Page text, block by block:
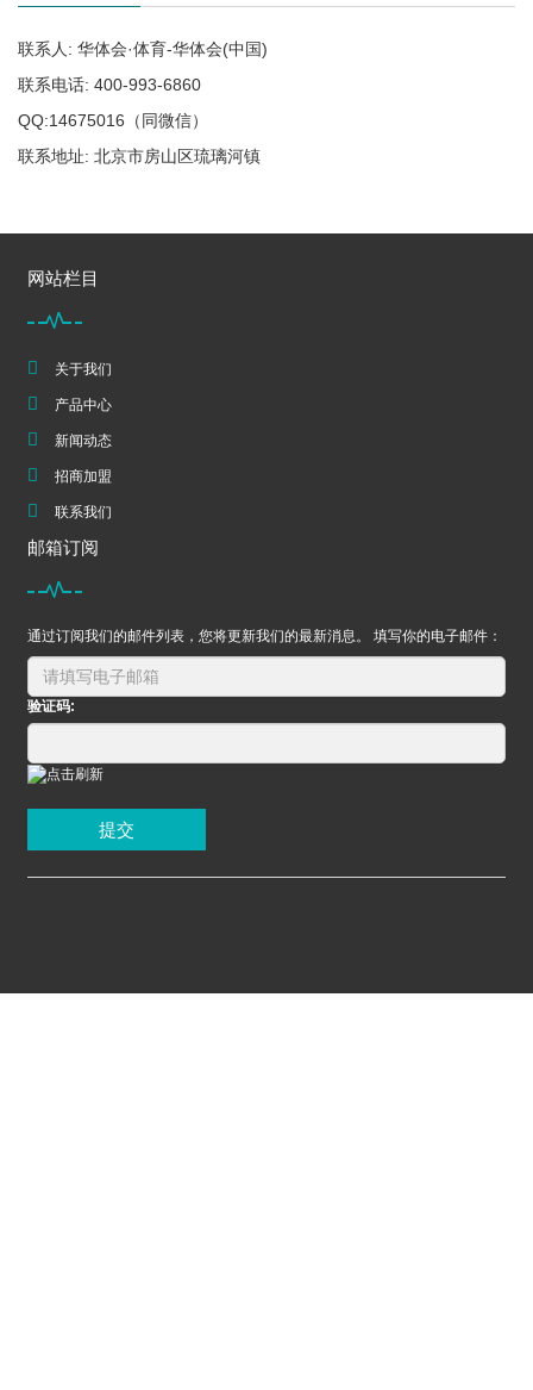
联系人: 华体会·体育-华体会(中国)
联系电话: 400-993-6860
QQ:14675016（同微信）
联系地址: 北京市房山区琉璃河镇
网站栏目
关于我们
产品中心
新闻动态
招商加盟
联系我们
邮箱订阅
通过订阅我们的邮件列表，您将更新我们的最新消息。 填写你的电子邮件：
验证码:
提交